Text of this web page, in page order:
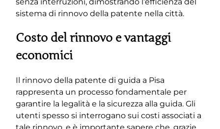
senza interruzioni, dimostrando l’efficienza del
sistema di rinnovo della patente nella città.
Costo del rinnovo e vantaggi
economici
Il rinnovo della patente di guida a Pisa
rappresenta un processo fondamentale per
garantire la legalità e la sicurezza alla guida. Gli
utenti spesso si interrogano sui costi associati a